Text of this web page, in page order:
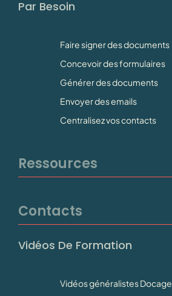
Par Besoin
Faire signer des documents
Concevoir des formulaires
Générer des documents
Envoyer des emails
Centralisez vos contacts
Ressources
Contacts
Vidéos De Formation
Vidéos généralistes Docage